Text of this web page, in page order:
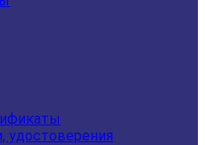
удостоверения